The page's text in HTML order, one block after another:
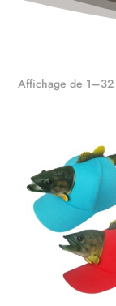
Affichage de 1–32